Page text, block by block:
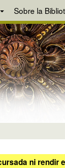
Sobre la
ni rendir